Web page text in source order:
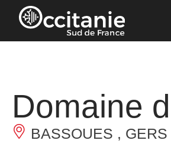
Panneau de gestion des cookies
Domaine
BASSOUES , GERS